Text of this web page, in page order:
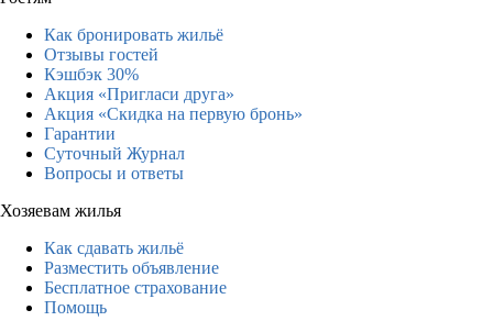
Как бронировать жильё
Отзывы гостей
Кэшбэк 30%
Акция «Пригласи друга»
Акция «Скидка на первую бронь»
Гарантии
Суточный Журнал
Вопросы и ответы
Хозяевам жилья
Как сдавать жильё
Разместить объявление
Бесплатное страхование
Помощь